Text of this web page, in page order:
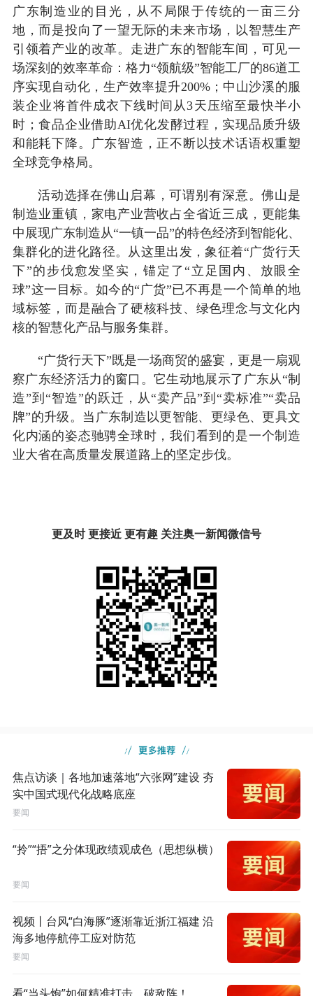
广东制造业的目光，从不局限于传统的一亩三分
地，而是投向了一望无际的未来市场，以智慧生产
引领着产业的改革。走进广东的智能车间，可见一
场深刻的效率革命：格力“领航级”智能工厂的86道工
序实现自动化，生产效率提升200%；中山沙溪的服
装企业将首件成衣下线时间从3天压缩至最快半小
时；食品企业借助AI优化发酵过程，实现品质升级
和能耗下降。广东智造，正不断以技术话语权重塑
全球竞争格局。
活动选择在佛山启幕，可谓别有深意。佛山是
制造业重镇，家电产业营收占全省近三成，更能集
中展现广东制造从“一镇一品”的特色经济到智能化、
集群化的进化路径。从这里出发，象征着“广货行天
下”的步伐愈发坚实，锚定了“立足国内、放眼全
球”这一目标。如今的“广货”已不再是一个简单的地
域标签，而是融合了硬核科技、绿色理念与文化内
核的智慧化产品与服务集群。
“广货行天下”既是一场商贸的盛宴，更是一扇观
察广东经济活力的窗口。它生动地展示了广东从“制
造”到“智造”的跃迁，从“卖产品”到“卖标准”“卖品
牌”的升级。当广东制造以更智能、更绿色、更具文
化内涵的姿态驰骋全球时，我们看到的是一个制造
业大省在高质量发展道路上的坚定步伐。
更及时 更接近 更有趣 关注奥一新闻微信号
焦点访谈｜各地加速落地“六张网”建设 夯
实中国式现代化战略底座
要闻
“拎”“捂”之分体现政绩观成色（思想纵横）
要闻
视频丨台风“白海豚”逐渐靠近浙江福建 沿
海多地停航停工应对防范
要闻